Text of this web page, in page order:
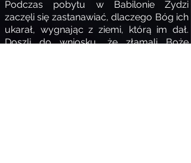
Podczas pobytu w Babilonie Żydzi
zaczęli się zastanawiać, dlaczego Bóg ich
ukarał, wygnając z ziemi, którą im dał.
Doszli do wniosku, że złamali Boże